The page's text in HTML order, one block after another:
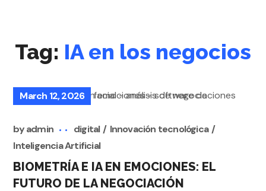
Tag: IA en los negocios
March 12, 2026
byadmin digital
Innovación tecnológica
Inteligencia Artificial
BIOMETRÍA E IA EN EMOCIONES: EL
FUTURO DE LA NEGOCIACIÓN